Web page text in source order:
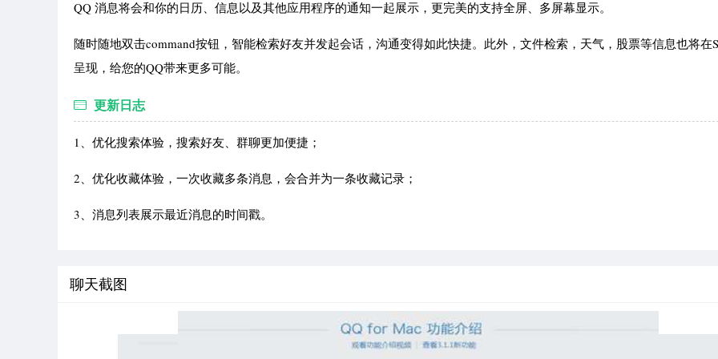
QQ 消息将会和你的日历、信息以及其他应用程序的通知一起展示，更完美的支持全屏、多屏幕显示。
随时随地双击command按钮，智能检索好友并发起会话，沟通变得如此快捷。此外，文件检索，天气，股票等信息也将在
呈现，给您的QQ带来更多可能。
更新日志
1、优化搜索体验，搜索好友、群聊更加便捷；
2、优化收藏体验，一次收藏多条消息，会合并为一条收藏记录；
3、消息列表展示最近消息的时间戳。
聊天截图